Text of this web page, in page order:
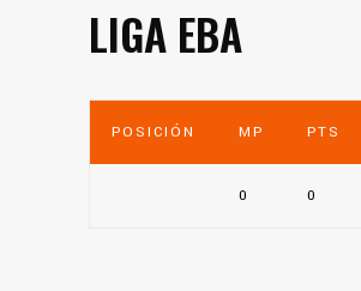
LIGA EBA
POSICIÓN MP PTS
0 0